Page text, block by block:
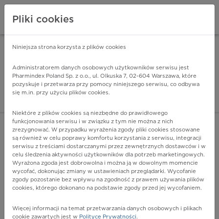
Pharmindex - lider
ZALOGUJ SIĘ
H21 - Inne patologie tęczówki i ciała rzęskowego
Więcej na lekiicd10.pl
Pliki cookies
Niniejsza strona korzysta z plików cookies
Administratorem danych osobowych użytkowników serwisu jest
Pharmindex Poland Sp. z o.o., ul. Olkuska 7, 02-604 Warszawa, które
pozyskuje i przetwarza przy pomocy niniejszego serwisu, co odbywa
się m.in. przy użyciu plików cookies.
Niektóre z plików cookies są niezbędne do prawidłowego
funkcjonowania serwisu i w związku z tym nie można z nich
zrezygnować. W przypadku wyrażenia zgody pliki cookies stosowane
są również w celu poprawy komfortu korzystania z serwisu, integracji
serwisu z treściami dostarczanymi przez zewnętrznych dostawców i w
celu śledzenia aktywności użytkowników dla potrzeb marketingowych.
Wyrażona zgoda jest dobrowolna i można ją w dowolnym momencie
wycofać, dokonując zmiany w ustawieniach przeglądarki. Wycofanie
zgody pozostanie bez wpływu na zgodność z prawem używania plików
cookies, którego dokonano na podstawie zgody przed jej wycofaniem.
Więcej informacji na temat przetwarzania danych osobowych i plikach
cookie zawartych jest w Polityce Prywatności.
ZA DARMO - w Google Play INSTALUJ